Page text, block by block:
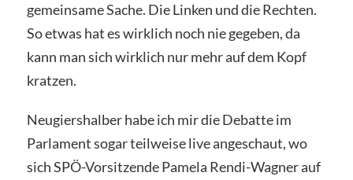
gemeinsame Sache. Die Linken und die Rechten.
So etwas hat es wirklich noch nie gegeben, da
kann man sich wirklich nur mehr auf dem Kopf
kratzen.
Neugiershalber habe ich mir die Debatte im
Parlament sogar teilweise live angeschaut, wo
sich SPÖ-Vorsitzende Pamela Rendi-Wagner auf